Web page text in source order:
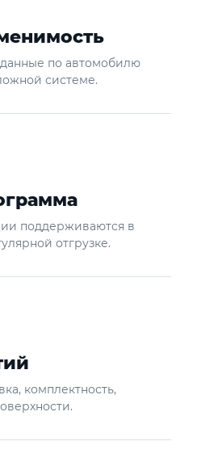
по автомобилю
системе.
поддерживаются в
отгрузке.
комплектность,